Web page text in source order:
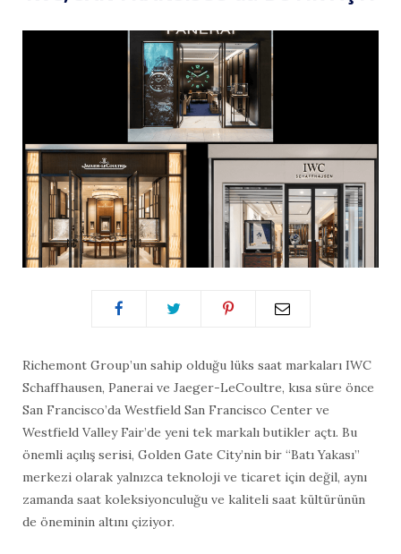
Richemont Group’un sahip olduğu lüks saat markaları IWC
Schaffhausen, Panerai ve Jaeger-LeCoultre, kısa süre önce
San Francisco’da Westfield San Francisco Center ve
Westfield Valley Fair’de yeni tek markalı butikler açtı. Bu
önemli açılış serisi, Golden Gate City’nin bir “Batı Yakası”
merkezi olarak yalnızca teknoloji ve ticaret için değil, aynı
zamanda saat koleksiyonculuğu ve kaliteli saat kültürünün
de öneminin altını çiziyor.